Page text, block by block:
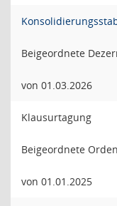
Beigeordnete
von 01.03.2026
Klausurtagung
Beigeordnete
von 01.01.2025